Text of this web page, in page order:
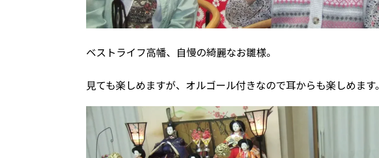
ベストライフ高幡、自慢の綺麗なお雛様。
見ても楽しめますが、オルゴール付きなので耳からも楽しめます。